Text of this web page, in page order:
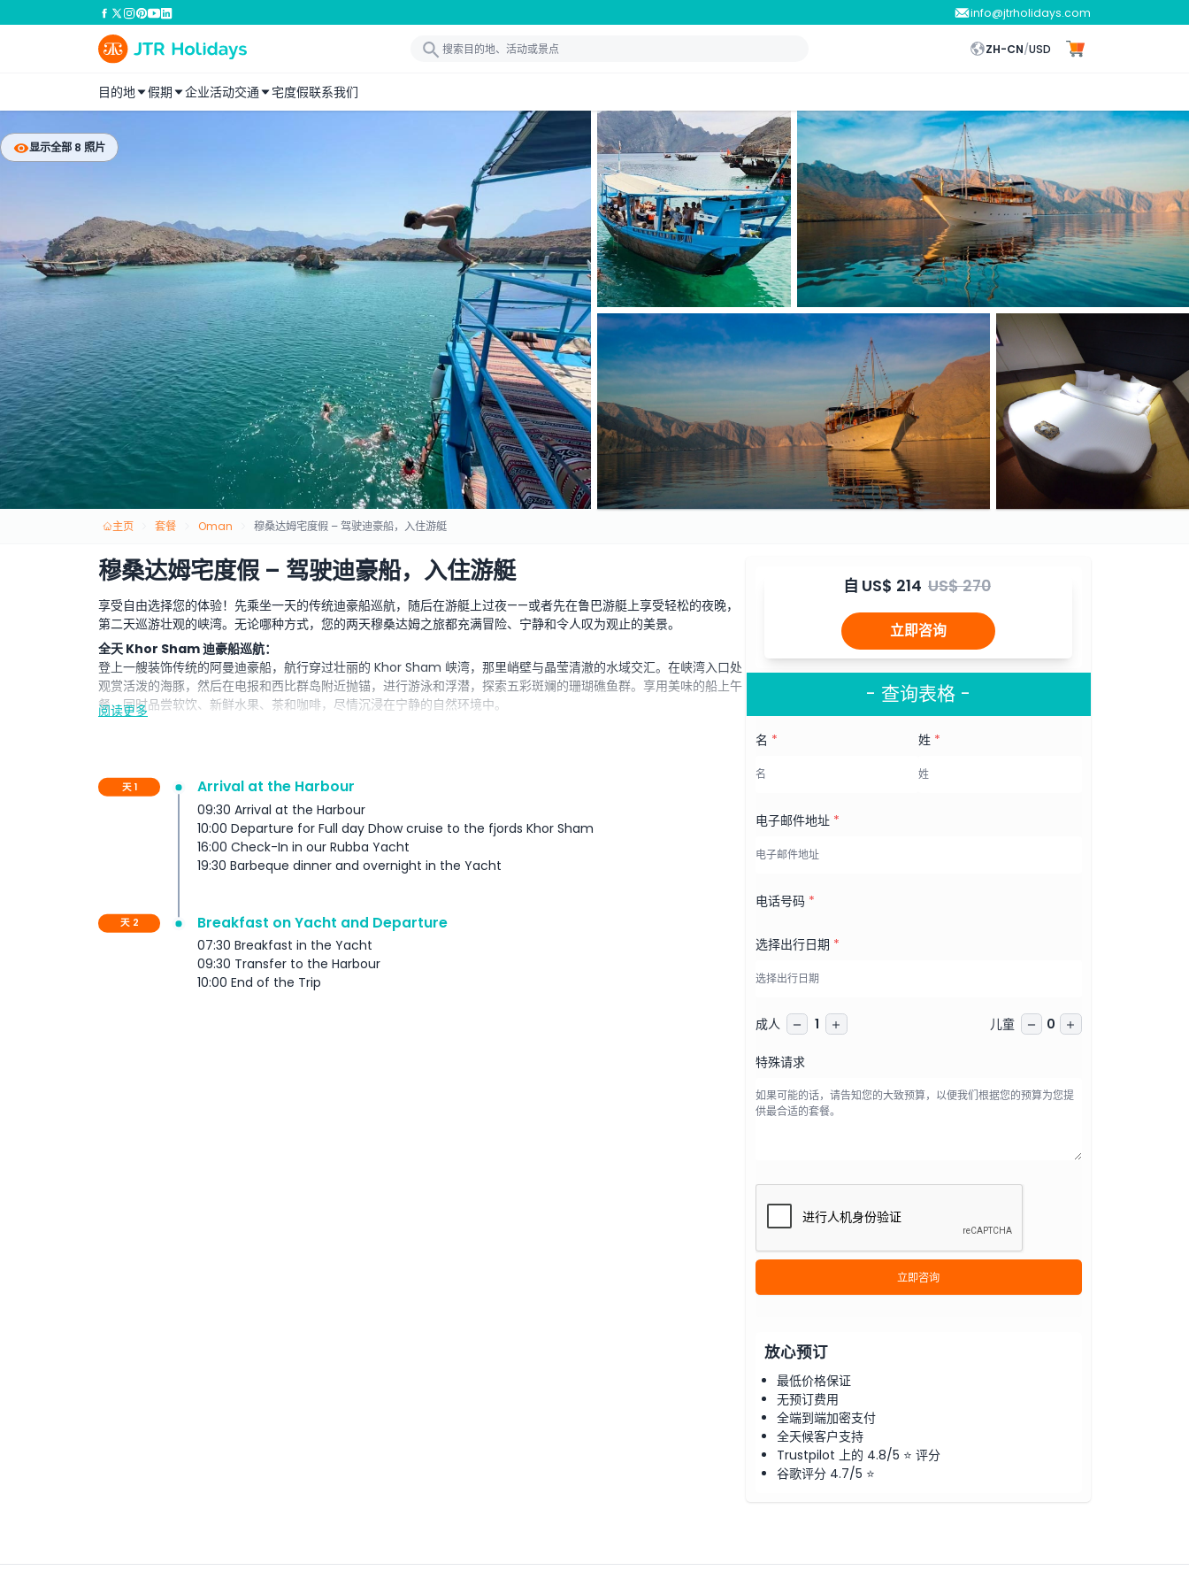
info@jtrholidays.com
ZH-CN/USD
目的地 假期 企业活动交通 宅度假联系我们
显示全部 8 照片
主页 套餐 Oman 穆桑达姆宅度假 – 驾驶迪豪船，入住游艇
穆桑达姆宅度假 – 驾驶迪豪船，入住游艇
享受自由选择您的体验！先乘坐一天的传统迪豪船巡航，随后在游艇上过夜——或者先在鲁巴游艇上享受轻松的夜晚，
第二天巡游壮观的峡湾。无论哪种方式，您的两天穆桑达姆之旅都充满冒险、宁静和令人叹为观止的美景。
全天 Khor Sham 迪豪船巡航：
登上一艘装饰传统的阿曼迪豪船，航行穿过壮丽的 Khor Sham 峡湾，那里峭壁与晶莹清澈的水域交汇。在峡湾入口处
观赏活泼的海豚，然后在电报和西比群岛附近抛锚，进行游泳和浮潜，探索五彩斑斓的珊瑚礁鱼群。享用美味的船上午
餐，同时品尝软饮、新鲜水果、茶和咖啡，尽情沉浸在宁静的自然环境中。
一个安稳的水上夜晚。
排除项
阅读更多
天 1 Arrival at the Harbour
09:30 Arrival at the Harbour
10:00 Departure for Full day Dhow cruise to the fjords Khor Sham
16:00 Check-In in our Rubba Yacht
19:30 Barbeque dinner and overnight in the Yacht
天 2 Breakfast on Yacht and Departure
07:30 Breakfast in the Yacht
09:30 Transfer to the Harbour
10:00 End of the Trip
自 US$ 214 US$ 270
立即咨询
- 查询表格 -
名 * 姓 *
电子邮件地址 *
电话号码 *
选择出行日期 *
成人 1 儿童 0
特殊请求
立即咨询
放心预订
最低价格保证
无预订费用
全端到端加密支付
全天候客户支持
Trustpilot 上的 4.8/5 ⭐ 评分
谷歌评分 4.7/5 ⭐